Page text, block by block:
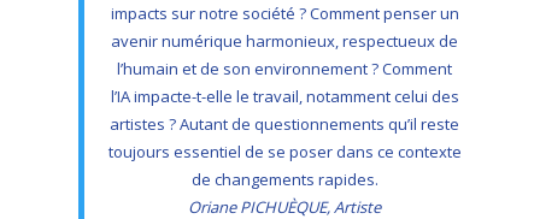
impacts sur notre société ? Comment penser un
avenir numérique harmonieux, respectueux de
l’humain et de son environnement ? Comment
l’IA impacte-t-elle le travail, notamment celui des
artistes ? Autant de questionnements qu’il reste
toujours essentiel de se poser dans ce contexte
de changements rapides.
Oriane PICHUÈQUE, Artiste